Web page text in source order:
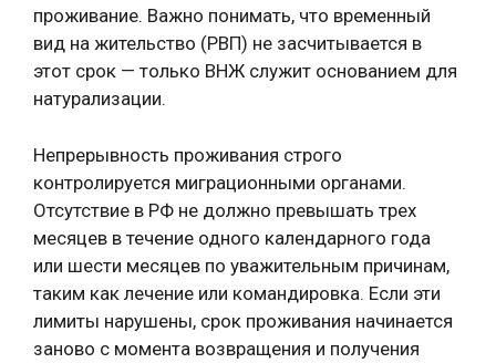
проживание. Важно понимать, что временный
вид на жительство (РВП) не засчитывается в
этот срок — только ВНЖ служит основанием для
натурализации.
Непрерывность проживания строго
контролируется миграционными органами.
Отсутствие в РФ не должно превышать трех
месяцев в течение одного календарного года
или шести месяцев по уважительным причинам,
таким как лечение или командировка. Если эти
лимиты нарушены, срок проживания начинается
заново с момента возвращения и получения